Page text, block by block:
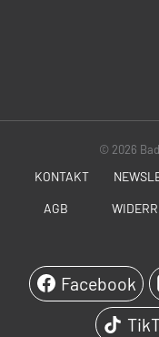
© 2026
KONTAKT
AGB
Facebook